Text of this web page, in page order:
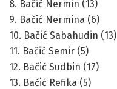
8. Bačić Nermin (13)
9. Bačić Nermina (6)
10. Bačić Sabahudin (13)
11. Bačić Semir (5)
12. Bačić Sudbin (17)
13. Bačić Refika (5)